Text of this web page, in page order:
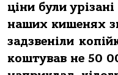
ціни були
наших кишенях
задзвеніли
коштував не 50